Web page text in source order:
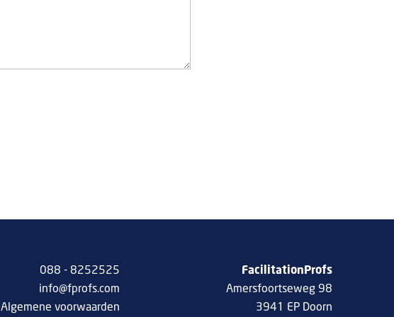
088 - 8252525
info@fprofs.com
Algemene voorwaarden
FacilitationProfs
Amersfoortseweg 98
3941 EP Doorn